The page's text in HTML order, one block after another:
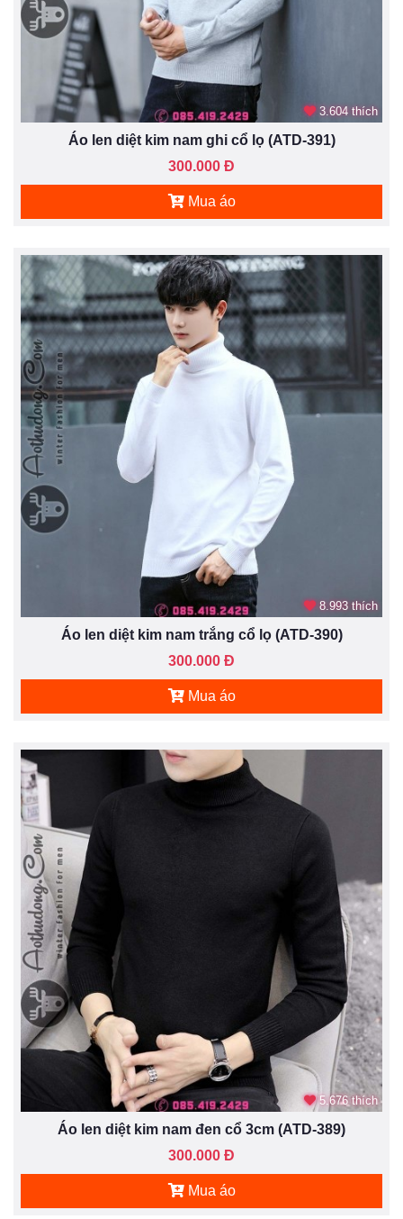
3.604 thích
Áo len diệt kim nam ghi cổ lọ (ATD-391)
300.000 Đ
Mua áo
8.993 thích
Áo len diệt kim nam trắng cổ lọ (ATD-390)
300.000 Đ
Mua áo
5.676 thích
Áo len diệt kim nam đen cổ 3cm (ATD-389)
300.000 Đ
Mua áo